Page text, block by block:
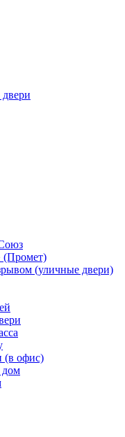
(Промет)
(уличные двери)
(в офис)
дом